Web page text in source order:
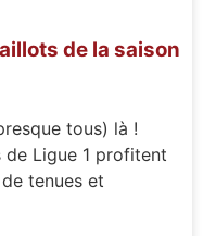
de la saison
tous) là !
de Ligue 1 profitent
tenues et